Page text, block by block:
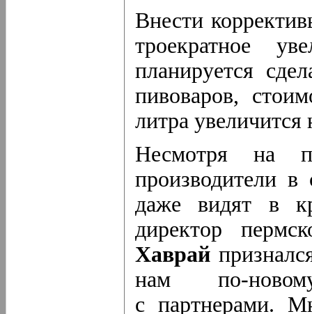
Внести
троекратное
планируется
пивоваров,
литра
Несмотря на
производители
даже видят в
директор
Хаврай
нам по-
с партнерами.